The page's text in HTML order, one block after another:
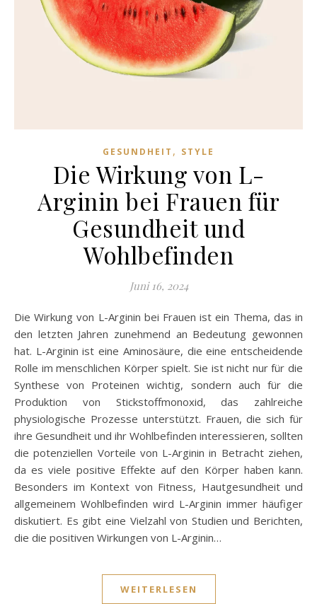
GESUNDHEIT , STYLE
Die Wirkung von L-
Arginin bei Frauen für
Gesundheit und
Wohlbefinden
Juni 16, 2024
Die Wirkung von L-Arginin bei Frauen ist ein Thema, das in
den letzten Jahren zunehmend an Bedeutung gewonnen
hat. L-Arginin ist eine Aminosäure, die eine entscheidende
Rolle im menschlichen Körper spielt. Sie ist nicht nur für die
Synthese von Proteinen wichtig, sondern auch für die
Produktion von Stickstoffmonoxid, das zahlreiche
physiologische Prozesse unterstützt. Frauen, die sich für
ihre Gesundheit und ihr Wohlbefinden interessieren, sollten
die potenziellen Vorteile von L-Arginin in Betracht ziehen,
da es viele positive Effekte auf den Körper haben kann.
Besonders im Kontext von Fitness, Hautgesundheit und
allgemeinem Wohlbefinden wird L-Arginin immer häufiger
diskutiert. Es gibt eine Vielzahl von Studien und Berichten,
die die positiven Wirkungen von L-Arginin…
WEITERLESEN